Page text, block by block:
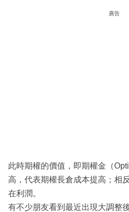
廣告
此時期權的價值，即期權金（
高，代表期權長倉成本提高；相
在利潤。
有不少朋友看到最近出現大調整